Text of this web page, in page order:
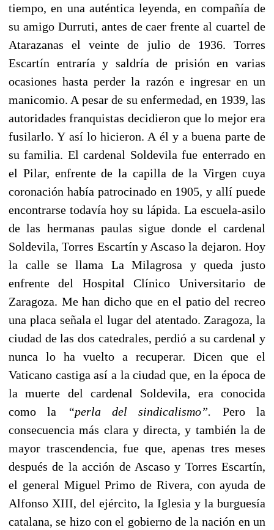
tiempo, en una auténtica leyenda, en compañía de
su amigo Durruti, antes de caer frente al cuartel de
Atarazanas el veinte de julio de 1936. Torres
Escartín entraría y saldría de prisión en varias
ocasiones hasta perder la razón e ingresar en un
manicomio. A pesar de su enfermedad, en 1939, las
autoridades franquistas decidieron que lo mejor era
fusilarlo. Y así lo hicieron. A él y a buena parte de
su familia. El cardenal Soldevila fue enterrado en
el Pilar, enfrente de la capilla de la Virgen cuya
coronación había patrocinado en 1905, y allí puede
encontrarse todavía hoy su lápida. La escuela-asilo
de las hermanas paulas sigue donde el cardenal
Soldevila, Torres Escartín y Ascaso la dejaron. Hoy
la calle se llama La Milagrosa y queda justo
enfrente del Hospital Clínico Universitario de
Zaragoza. Me han dicho que en el patio del recreo
una placa señala el lugar del atentado. Zaragoza, la
ciudad de las dos catedrales, perdió a su cardenal y
nunca lo ha vuelto a recuperar. Dicen que el
Vaticano castiga así a la ciudad que, en la época de
la muerte del cardenal Soldevila, era conocida
como la
“perla del sindicalismo”. Pero la
consecuencia más clara y directa, y también la de
mayor trascendencia, fue que, apenas tres meses
después de la acción de Ascaso y Torres Escartín,
el general Miguel Primo de Rivera, con ayuda de
Alfonso XIII, del ejército, la Iglesia y la burguesía
catalana, se hizo con el gobierno de la nación en un